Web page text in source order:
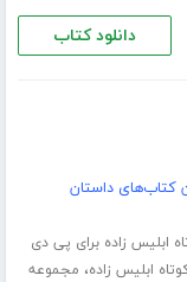
دانلود کتاب
کتاب‌های داستان
ابلیس زاده برای پی دی
ابلیس زاده، مجموعه